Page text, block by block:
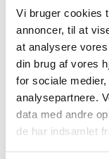
Vi bruger cookies
annoncer, til at
at analysere
din brug af vores
for sociale
analysepartnere.
data med andre
de har indsamlet
Vi
Læs